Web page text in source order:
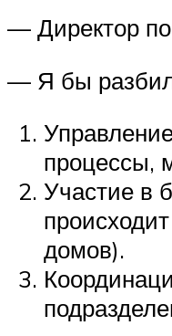
— Директор по
— Я бы разбил
процессы,
Участие в
домов).